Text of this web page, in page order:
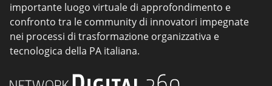
importante luogo virtuale di approfondimento e
confronto tra le community di innovatori impegnate
nei processi di trasformazione organizzativa e
tecnologica della PA italiana.